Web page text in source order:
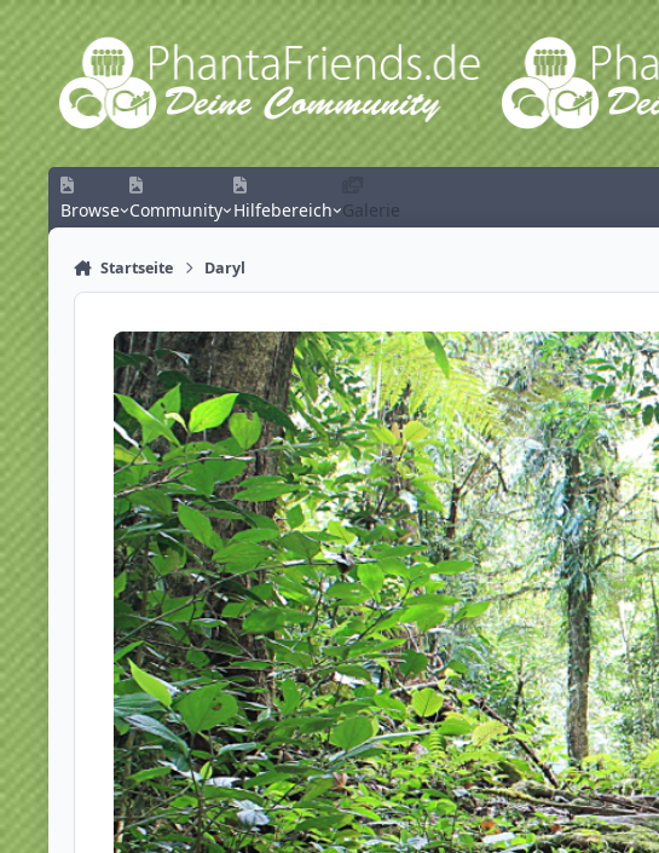
Zum Inhalt springen
Browse Community Hilfebereich Galerie
Startseite Daryl